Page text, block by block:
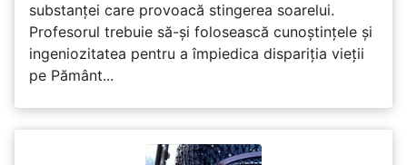
substanței care provoacă stingerea soarelui.
Profesorul trebuie să-și folosească cunoștințele și
ingeniozitatea pentru a împiedica dispariția vieții
pe Pământ...